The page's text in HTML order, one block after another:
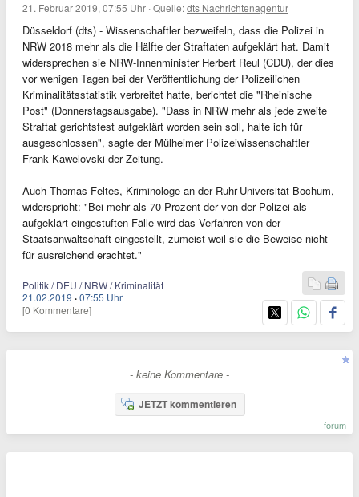
21. Februar 2019, 07:55 Uhr ·Quelle:dts Nachrichtenagentur
Düsseldorf (dts) - Wissenschaftler bezweifeln, dass die Polizei in
NRW 2018 mehr als die Hälfte der Straftaten aufgeklärt hat. Damit
widersprechen sie NRW-Innenminister Herbert Reul (CDU), der dies
vor wenigen Tagen bei der Veröffentlichung der Polizeilichen
Kriminalitätsstatistik verbreitet hatte, berichtet die "Rheinische
Post" (Donnerstagsausgabe). "Dass in NRW mehr als jede zweite
Straftat gerichtsfest aufgeklärt worden sein soll, halte ich für
ausgeschlossen", sagte der Mülheimer Polizeiwissenschaftler
Frank Kawelovski der Zeitung.
Auch Thomas Feltes, Kriminologe an der Ruhr-Universität Bochum,
widerspricht: "Bei mehr als 70 Prozent der von der Polizei als
aufgeklärt eingestuften Fälle wird das Verfahren von der
Staatsanwaltschaft eingestellt, zumeist weil sie die Beweise nicht
für ausreichend erachtet."
Politik / DEU / NRW / Kriminalität
21.02.2019 ·07:55 Uhr
[0 Kommentare]
- keine Kommentare -
JETZT kommentieren
forum